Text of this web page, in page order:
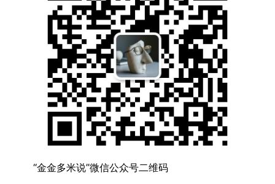
“金金多米说”微信公众号二维码